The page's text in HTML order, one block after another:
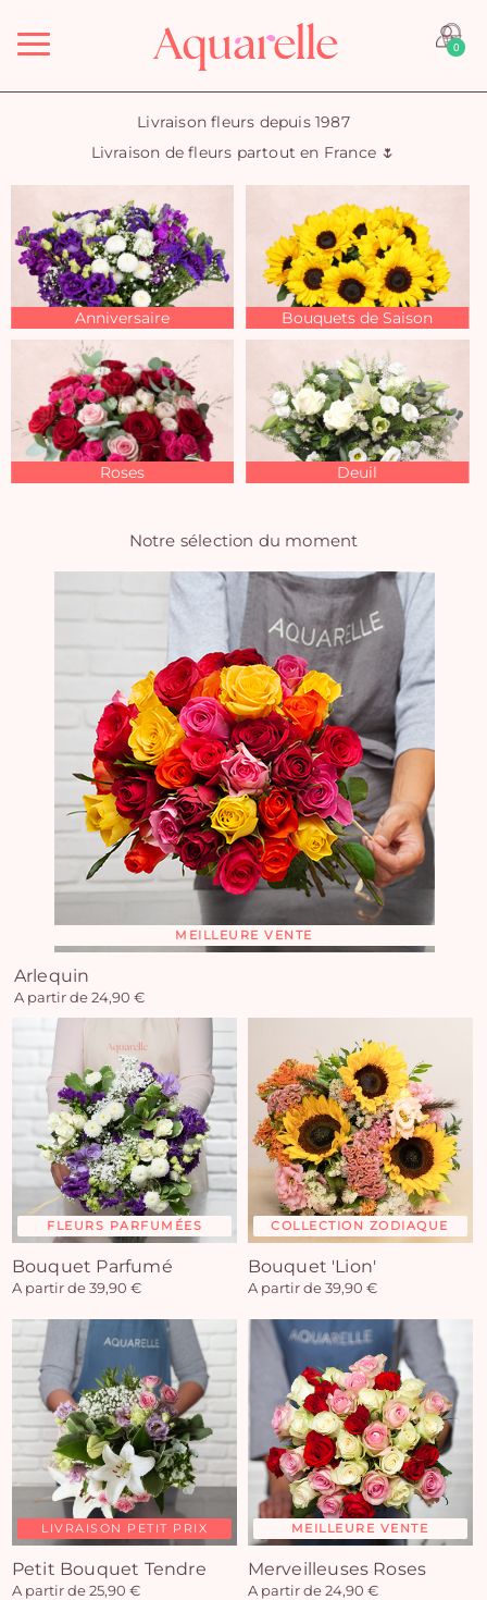
Menu 0
Livraison fleurs depuis 1987
Livraison de fleurs partout en France 🌷
Anniversaire Bouquets de Saison
Roses Deuil
Notre sélection du moment
MEILLEURE VENTE
Arlequin
A partir de 24,90 €
FLEURS PARFUMÉES
Bouquet Parfumé
A partir de 39,90 €
COLLECTION ZODIAQUE
Bouquet 'Lion'
A partir de 39,90 €
LIVRAISON PETIT PRIX
Petit Bouquet Tendre
A partir de 25,90 €
MEILLEURE VENTE
Merveilleuses Roses
A partir de 24,90 €